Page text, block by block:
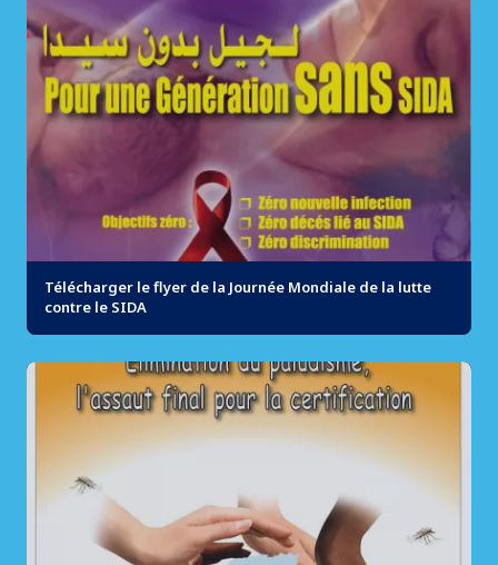
Télécharger le flyer de la Journée Mondiale de la lutte
contre le SIDA